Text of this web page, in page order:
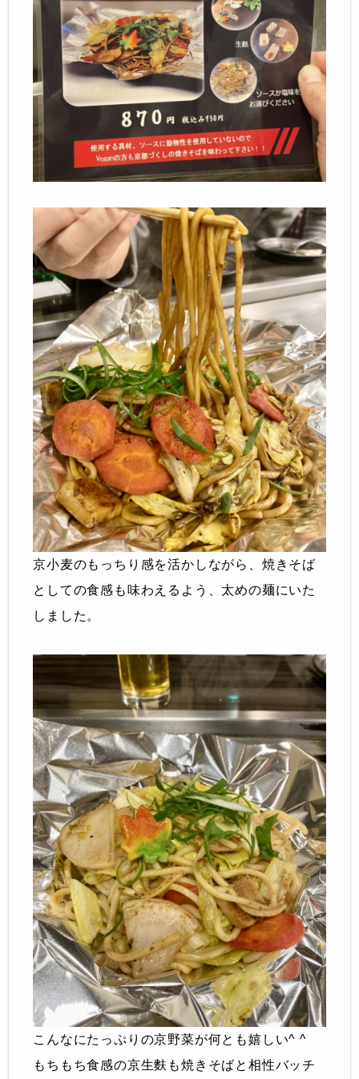
京小麦のもっちり感を活かしながら、焼きそば
としての食感も味わえるよう、太めの麺にいた
しました。
こんなにたっぷりの京野菜が何とも嬉しい^ ^
もちもち食感の京生麩も焼きそばと相性バッチ